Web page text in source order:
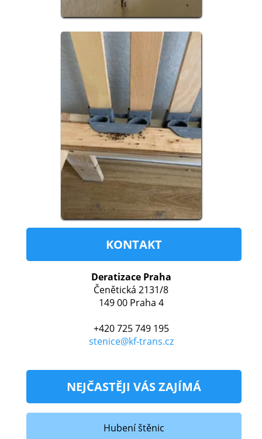
KONTAKT
Deratizace Praha
Čenětická 2131/8
149 00 Praha 4‎
+420 725 749 195
stenice@kf-trans.cz
NEJČASTĚJI VÁS ZAJÍMÁ
Hubení štěnic